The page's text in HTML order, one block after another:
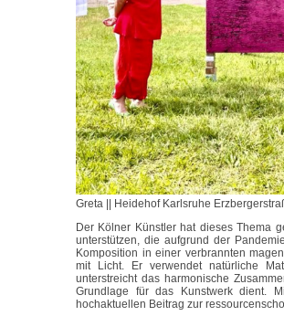
Greta || Heidehof Karlsruhe
Der Kölner Künstler hat dieses Thema
unterstützen, die aufgrund der
Komposition in einer verbrannten
mit Licht. Er verwendet natürliche
unterstreicht das harmonische
Grundlage für das Kunstwerk dient.
hochaktuellen Beitrag zur